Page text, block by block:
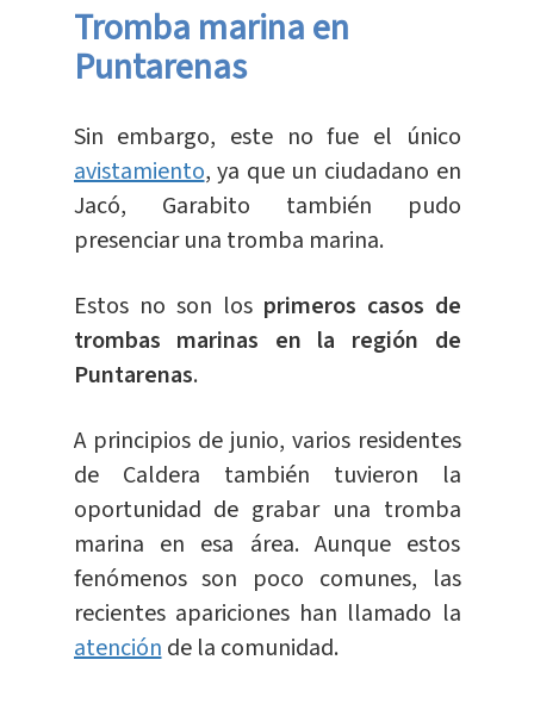
Tromba marina en
Puntarenas
Sin embargo, este no fue el único
avistamiento, ya que un ciudadano en
Jacó, Garabito también pudo
presenciar una tromba marina.
Estos no son los primeros casos de
trombas marinas en la región de
Puntarenas.
A principios de junio, varios residentes
de Caldera también tuvieron la
oportunidad de grabar una tromba
marina en esa área. Aunque estos
fenómenos son poco comunes, las
recientes apariciones han llamado la
atenciónde la comunidad.